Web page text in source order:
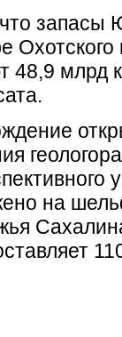
запасы
Охотского
48,9 млрд
на